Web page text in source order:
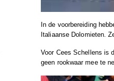
In de voorbereiding
Italiaanse Dolomieten.
Voor Cees Schellens is
geen rookwaar mee te